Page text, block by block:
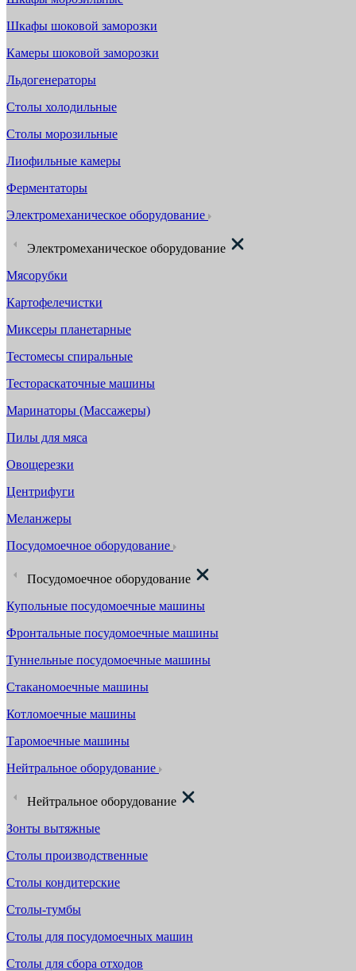
Шкафы шоковой заморозки
Камеры шоковой заморозки
Льдогенераторы
Столы холодильные
Столы морозильные
Лиофильные камеры
Ферментаторы
Электромеханическое оборудование
Электромеханическое оборудование
Мясорубки
Картофелечистки
Миксеры планетарные
Тестомесы спиральные
Тестораскаточные машины
Маринаторы (Массажеры)
Пилы для мяса
Овощерезки
Центрифуги
Меланжеры
Посудомоечное оборудование
Посудомоечное оборудование
Купольные посудомоечные машины
Фронтальные посудомоечные машины
Туннельные посудомоечные машины
Стаканомоечные машины
Котломоечные машины
Таромоечные машины
Нейтральное оборудование
Нейтральное оборудование
Зонты вытяжные
Столы производственные
Столы кондитерские
Столы-тумбы
Столы для посудомоечных машин
Столы для сбора отходов